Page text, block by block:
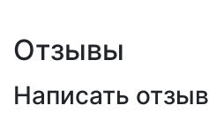
Отзывы
Написать отзыв